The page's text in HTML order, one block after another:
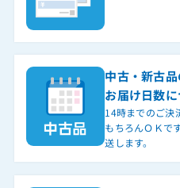
中古・新古品
お届け日数
14時までのご決
もちろんＯＫで
送します。